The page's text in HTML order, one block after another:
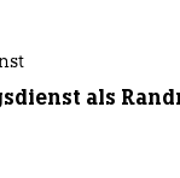
als